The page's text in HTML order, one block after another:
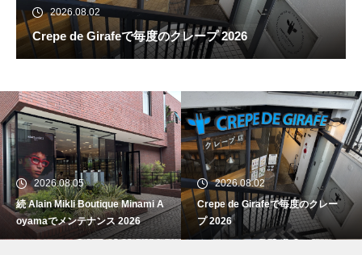
2026.08.02
Crepe de Girafeで毎度のクレープ 2026
2026.08.05
続 Alain Mikli Boutique Minami A
oyamaでメンテナンス 2026
2026.08.02
Crepe de Girafeで毎度のクレー
プ 2026
続 Alain Mikli Boutique Minami A
oyamaでメンテナンス 2026
Crepe de Girafeで毎度のクレー
プ 2026